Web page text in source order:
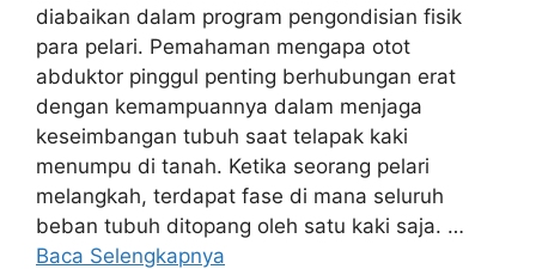
diabaikan dalam program pengondisian fisik
para pelari. Pemahaman mengapa otot
abduktor pinggul penting berhubungan erat
dengan kemampuannya dalam menjaga
keseimbangan tubuh saat telapak kaki
menumpu di tanah. Ketika seorang pelari
melangkah, terdapat fase di mana seluruh
beban tubuh ditopang oleh satu kaki saja. …
Baca Selengkapnya